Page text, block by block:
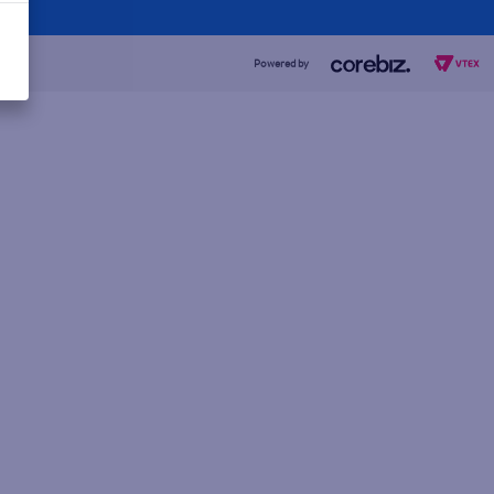
Powered by